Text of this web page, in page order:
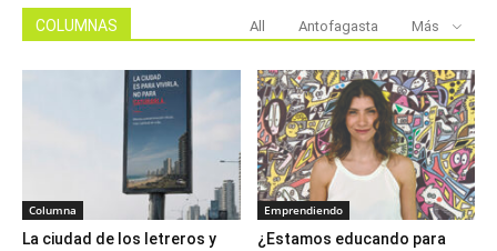
COLUMNAS All Antofagasta Más
Columna
La ciudad de los letreros y
Emprendiendo
¿Estamos educando para